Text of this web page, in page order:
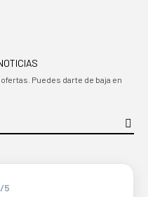
Puedes darte de baja en
/5